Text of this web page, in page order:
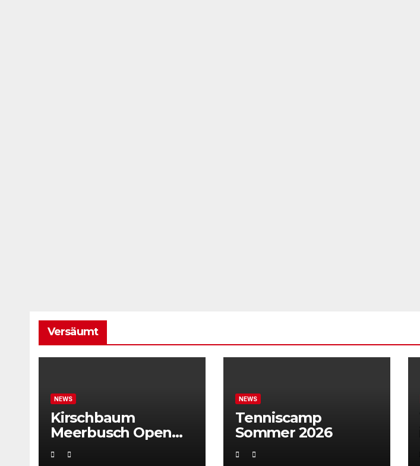
Versäumt
NEWS
Kirschbaum
Meerbusch Open
locken mit
Weltklassetennis
NEWS
Tenniscamp
Sommer 2026